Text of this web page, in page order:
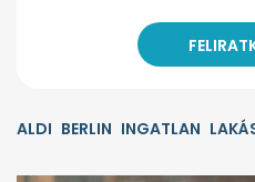
ALDI BERLIN INGATLAN